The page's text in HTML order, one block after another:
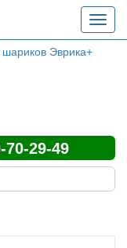
меню
70-29-49